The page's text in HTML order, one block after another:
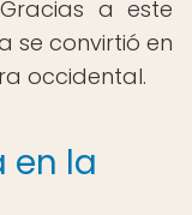
a este
se convirtió en
occidental.
en la